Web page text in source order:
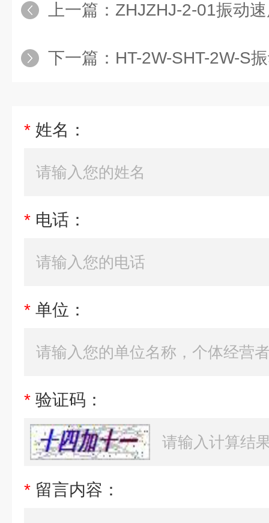
上一篇： ZHJZHJ-2-01振动
下一篇： HT-2W-SHT-2W-S
* 姓名：
* 电话：
* 单位：
* 验证码：
* 留言内容：